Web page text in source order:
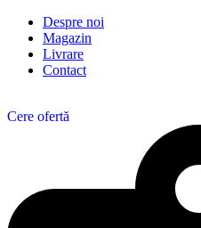
Despre noi
Magazin
Livrare
Contact
Cere ofertă